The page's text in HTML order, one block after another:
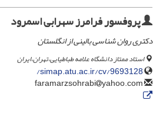
پروفسور فرامرز سهرابی اسمرود
دکتری روان شناسی بالینی از انگلستان
استاد ممتاز دانشگاه علامه طباطیایی،تهران،ایران
simap.atu.ac.ir/cv/9693128/
yahoo.com